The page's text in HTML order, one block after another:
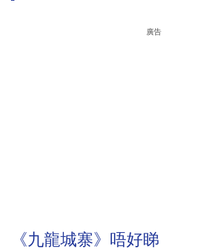
廣告
《九龍城寨》唔好睇